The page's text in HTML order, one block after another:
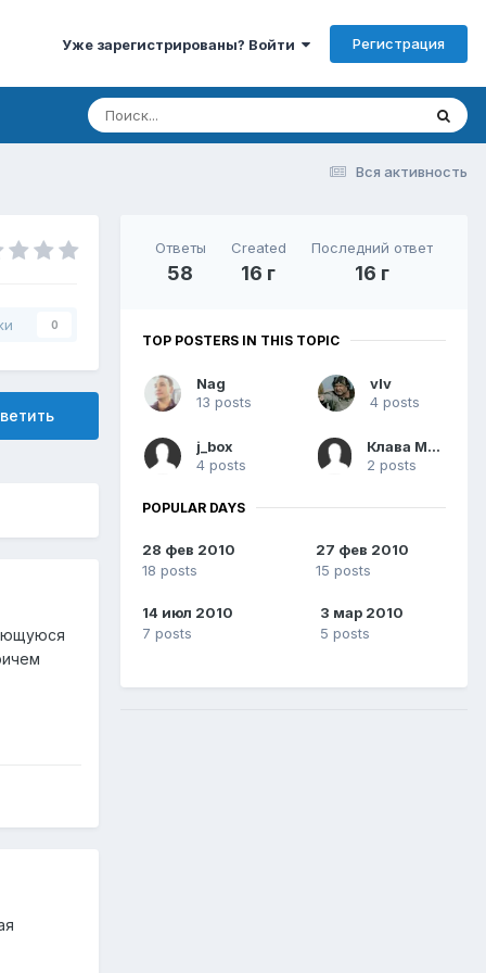
Уже зарегистрированы? Войти Регистрация
Вся активность
0
Ответы
58
Created
16 г
Последний ответ
16 г
TOP POSTERS IN THIS TOPIC
Nag
13 posts
vIv
4 posts
j_box
4 posts
Клава Маус
2 posts
POPULAR DAYS
28 фев 2010
18 posts
27 фев 2010
15 posts
14 июл 2010
7 posts
3 мар 2010
5 posts